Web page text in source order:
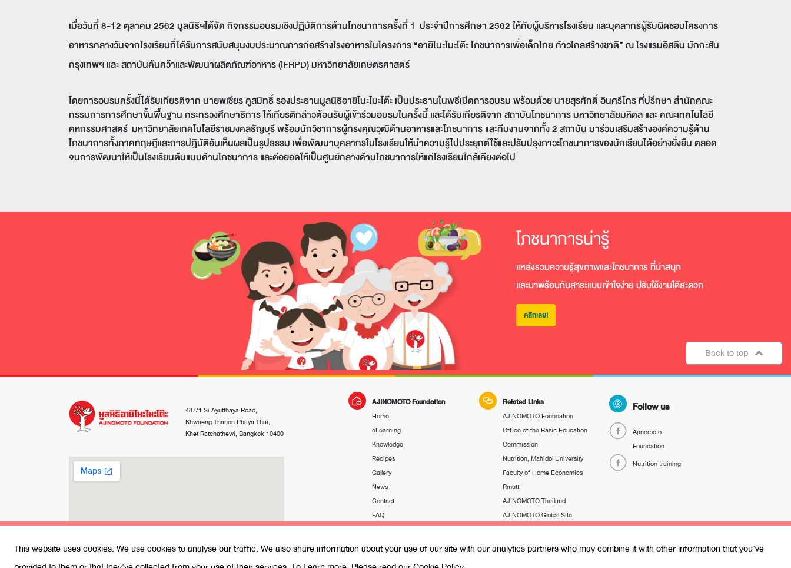
เมื่อวันที่ 8-12 ตุลาคม 2562 มูลนิธิฯได้จัด กิจกรรมอบรมเชิงปฏิบัติการด้านโภชนาการครั้งที่ 1 ประจำปีการศึกษา 2562 ให้กับผู้บริหารโรงเรียน และบุคลากรผู้รับผิดชอบโครงการ
อาหารกลางวันจากโรงเรียนที่ได้รับการสนับสนุนงบประมาณการก่อสร้างโรงอาหารในโครงการ “อายิโนะโมะโต๊ะ โภชนาการเพื่อเด็กไทย ก้าวไกลสร้างชาติ” ณ โรงแรมอิสติน มักกะสัน
กรุงเทพฯ และ สถาบันค้นคว้าและพัฒนาผลิตภัณฑ์อาหาร (IFRPD) มหาวิทยาลัยเกษตรศาสตร์
โดยการอบรมครั้งนี้ได้รับเกียรติจาก นายพิเชียร คูสมิทธิ์ รองประธานมูลนิธิอายิโนะโมะโต๊ะ เป็นประธานในพิธีเปิดการอบรม พร้อมด้วย นายสุรศักดิ์ อินศรีไกรที่ปรึกษา สำนักคณะ
กรรมการการศึกษาขั้นพื้นฐาน กระทรวงศึกษาธิการ ให้เกียรติกล่าวต้อนรับผู้เข้าร่วมอบรมในครั้งนี้ และได้รับเกียรติจาก สถาบันโภชนาการ มหาวิทยาลัยมหิดล และ คณะเทคโนโลยี
คหกรรมศาสตร์ มหาวิทยาลัยเทคโนโลยีราชมงคลธัญบุรี พร้อมนักวิชาการผู้ทรงคุณวุฒิด้านอาหารและโภชนาการ และทีมงานจากทั้ง 2 สถาบัน มาร่วมเสริมสร้างองค์ความรู้ด้าน
โภชนาการทั้งภาคทฤษฎีและการปฎิบัติอันเห็นผลเป็นรูปธรรม เพื่อพัฒนาบุคลากรในโรงเรียนให้นำความรู้ไปประยุกต์ใช้และปรับปรุงภาวะโภชนาการของนักเรียนได้อย่างยั่งยืน ตลอด
จนการพัฒนาให้เป็นโรงเรียนต้นแบบด้านโภชนาการ และต่อยอดให้เป็นศูนย์กลางด้านโภชนาการให้แก่โรงเรียนใกล้เคียงต่อไป
This website uses cookies. We use cookies to analyse our traffic. We also share information about your use of our site with our analytics partners who may combine it with other information that you’ve
โภชนาการน่ารู้
แหล่งรวมความรู้สุขภาพและโภชนาการ ที่น่าสนุก
และมาพร้อมกับสาระแบบเข้าใจง่าย ปรับใช้งานได้สะดวก
คลิกเลย!
Back to top
487/1 Si Ayutthaya Road,
Khwaeng Thanon Phaya Thai,
Khet Ratchathewi, Bangkok 10400
AJINOMOTO Foundation
Home
eLearning
Knowledge
Recipes
Gallery
News
Contact
FAQ
Terms and Conditions
Cookies Policy
Related Links
AJINOMOTO Foundation
Office of the Basic Education
Commission
Nutrition, Mahidol University
Faculty of Home Economics
Rmutt
AJINOMOTO Thailand
AJINOMOTO Global Site
AJINOMOTO Global Story
Follow us
Ajinomoto
Foundation
Nutrition training